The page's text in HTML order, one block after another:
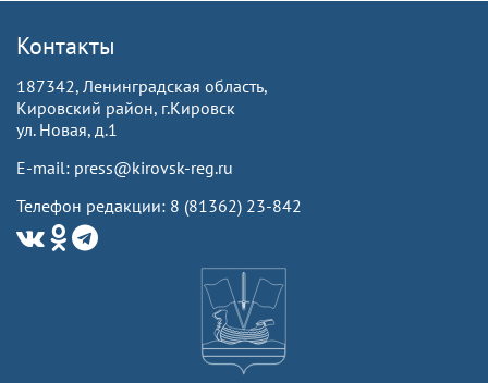
Контакты
187342, Ленинградская область,
Кировский район, г.Кировск
ул. Новая, д.1
E-mail: press@kirovsk-reg.ru
Телефон редакции: 8 (81362) 23-842